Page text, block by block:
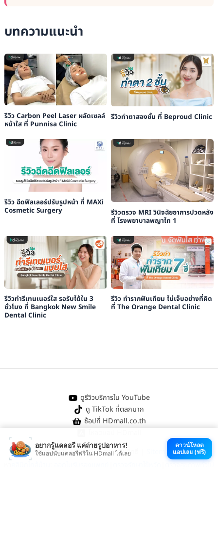
บทความแนะนำ
รีวิว Carbon Peel Laser ผลัดเซลล์
หน้าใส ที่ Punnisa Clinic
รีวิวทำตาสองชั้น ที่ Beproud Clinic
รีวิว ฉีดฟิลเลอร์ปรับรูปหน้า ที่ MAXi
Cosmetic Surgery
รีวิวตรวจ MRI วินิจฉัยอาการปวดหลัง
ที่ โรงพยาบาลพญาไท 1
รีวิวทำรีเทนเนอร์ใส รอรับได้ใน 3
ชั่วโมง ที่ Bangkok New Smile
Dental Clinic
รีวิว ทำรากฟันเทียม ไม่เจ็บอย่างที่คิด
ที่ The Orange Dental Clinic
ดูรีวิวบริการใน YouTube
ดู TikTok ที่ตลกมาก
ช้อปที่ HDmall.co.th
@ 2026 HDmall | สงวนลิขสิทธิ์ |
Sitemap
ตรวจสุขภาพทั่วไป
อยากรู้แคลอรี แค่ถ่ายรูปอาหาร!
ใช้แอปนับแคลอรีฟรีใน HDmall ได้เลย
ดาวน์โหลด
แอปเลย (ฟรี)